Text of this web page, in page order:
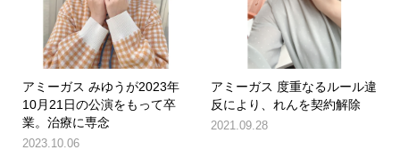
アミーガス みゆうが2023年
10月21日の公演をもって卒
業。治療に専念
2023.10.06
アミーガス 度重なるルール違
反により、れんを契約解除
2021.09.28